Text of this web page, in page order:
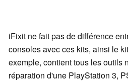
iFixit ne fait pas de différence
consoles avec ces kits, ainsi le
exemple, contient tous les outils
réparation d'une PlayStation 3,